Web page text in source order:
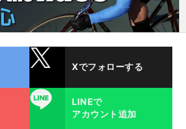
Xでフォローする
LINE
LINEで
アカウント追加